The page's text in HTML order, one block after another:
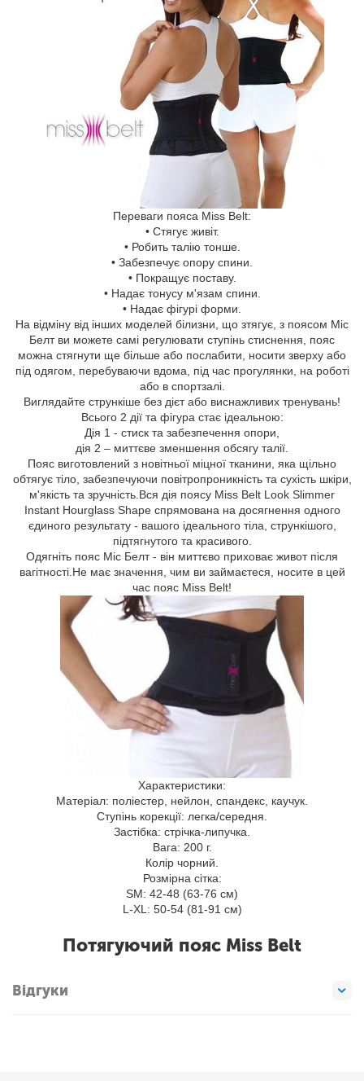
Переваги пояса Miss Belt:
• Стягує живіт.
• Робить талію тонше.
• Забезпечує опору спини.
• Покращує поставу.
• Надає тонусу м'язам спини.
• Надає фігурі форми.
На відміну від інших моделей білизни, що зтягує, з поясом Міс
Белт ви можете самі регулювати ступінь стиснення, пояс
можна стягнути ще більше або послабити, носити зверху або
під одягом, перебуваючи вдома, під час прогулянки, на роботі
або в спортзалі.
Виглядайте стрункіше без дієт або виснажливих тренувань!
Всього 2 дії та фігура стає ідеальною:
Дія 1 - стиск та забезпечення опори,
дія 2 – миттєве зменшення обсягу талії.
Пояс виготовлений з новітньої міцної тканини, яка щільно
обтягує тіло, забезпечуючи повітропроникність та сухість шкіри,
м'якість та зручність.Вся дія поясу Miss Belt Look Slimmer
Instant Hourglass Shape спрямована на досягнення одного
єдиного результату - вашого ідеального тіла, стрункішого,
підтягнутого та красивого.
Одягніть пояс Міс Белт - він миттєво приховає живот після
вагітності.Не має значення, чим ви займаєтеся, носите в цей
час пояс Miss Belt!
Характеристики:
Матеріал: поліестер, нейлон, спандекс, каучук.
Ступінь корекції: легка/середня.
Застібка: стрічка-липучка.
Вага: 200 г.
Колір чорний.
Розмірна сітка:
SM: 42-48 (63-76 см)
L-XL: 50-54 (81-91 см)
Потягуючий пояс Miss Belt
Відгуки